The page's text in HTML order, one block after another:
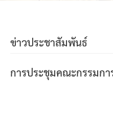
ข่าวประชาสัมพันธ์
การประชุมคณะกรรมก